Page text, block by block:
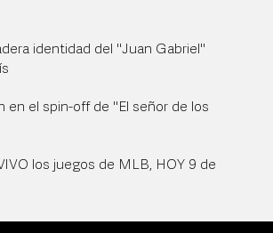
identidad del "Juan Gabriel"
en el spin-off de "El señor de los
los juegos de MLB, HOY 9 de